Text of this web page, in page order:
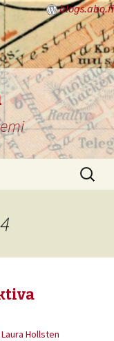
blogs.abo.fi
Sök
efter:
Laura Hollsten